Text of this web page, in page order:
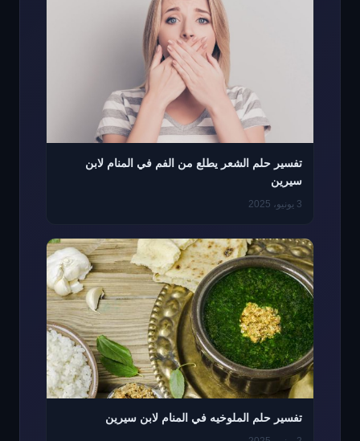
تفسير حلم الشعر يطلع من الفم في المنام لابن
سيرين
3 يونيو، 2025
تفسير حلم الملوخيه في المنام لابن سيرين